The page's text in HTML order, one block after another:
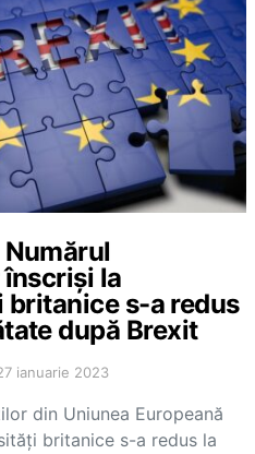
la
s-a redus
după Brexit
ianuarie 2023
din Uniunea Europeană
britanice s-a redus la